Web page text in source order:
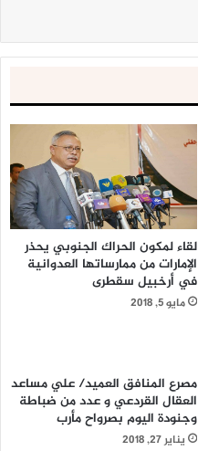
لقاء لمكون الحراك الجنوبي يحذر
الإمارات من ممارساتها العدوانية
في أرخبيل سقطرى
مايو 5, 2018
مصرع المنافق العميد/ علي مساعد
العقال القردعي و عدد من ضباطة
وجنودة اليوم بصرواح مأرب
يناير 27, 2018